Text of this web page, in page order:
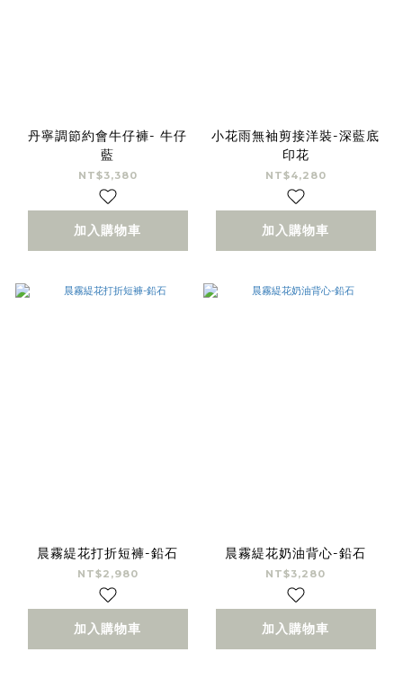
丹寧調節約會牛仔褲- 牛仔
藍
NT$3,380
加入購物車
小花雨無袖剪接洋裝-深藍底
印花
NT$4,280
加入購物車
晨霧緹花打折短褲-鉛石
NT$2,980
加入購物車
晨霧緹花奶油背心-鉛石
NT$3,280
加入購物車